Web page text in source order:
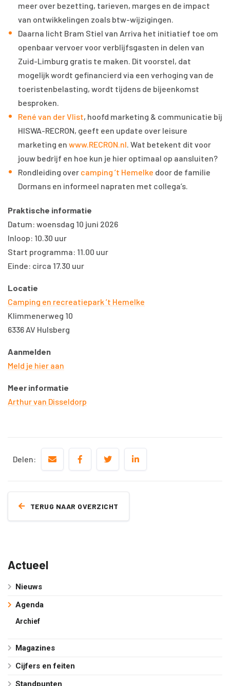
meer over bezetting, tarieven, marges en de impact
van ontwikkelingen zoals btw-wijzigingen.
Daarna licht Bram Stiel van Arriva het initiatief toe om
openbaar vervoer voor verblijfsgasten in delen van
Zuid-Limburg gratis te maken. Dit voorstel, dat
mogelijk wordt gefinancierd via een verhoging van de
toeristenbelasting, wordt tijdens de bijeenkomst
besproken.
René van der Vlist, hoofd marketing & communicatie bij
HISWA-RECRON, geeft een update over leisure
marketing en www.RECRON.nl. Wat betekent dit voor
jouw bedrijf en hoe kun je hier optimaal op aansluiten?
Rondleiding over camping ’t Hemelke door de familie
Dormans en informeel napraten met collega’s.
Praktische informatie
Datum: woensdag 10 juni 2026
Inloop: 10.30 uur
Start programma: 11.00 uur
Einde: circa 17.30 uur
Locatie
Camping en recreatiepark ’t Hemelke
Klimmenerweg 10
6336 AV Hulsberg
Aanmelden
Meld je hier aan
Meer informatie
Arthur van Disseldorp
Delen:
TERUG NAAR OVERZICHT
Actueel
Nieuws
Agenda
Archief
Magazines
Cijfers en feiten
Standpunten